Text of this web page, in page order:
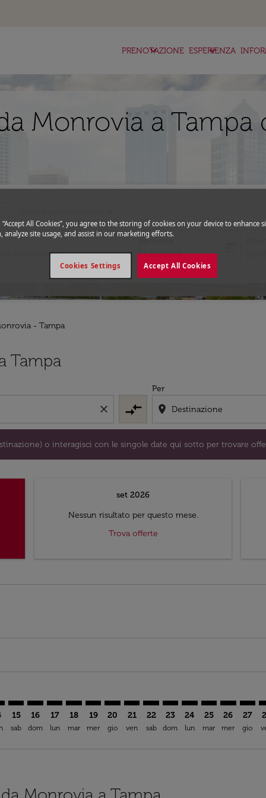
PRENOTAZIONE
keyboard_arrow_down ESPERIENZA
keyboard_arrow_down
Monrovia a Tampa
Partenza
fc-booking-departure-date-aria-
14/08/2026
fc-
- Tampa
Tampa
close compare_arrows
Per
location_on
o interagisci con le singole date qui sotto per trovare
destinazione) o interagisci con le singole date qui sotto
set 2026
Nessun risultato per questo mese.
Trova offerte
15
sab
16
dom
17
lun
18
mar
19
mer
20
gio
ROB–TPA: cmp-view-offers-
21
ven
ROB–TPA: cmp-view-
22
sab
ROB–TPA: cmp-view-
23
dom
ROB–TPA: cmp-
24
lun
ROB–TPA:
25
mar
26
mer
27
gio
“Accept All Cookies”, you agree to the storing of cookies on your device to enhance
analyze site usage, and assist in our marketing efforts.
Accept All Cookies
Cookies Settings